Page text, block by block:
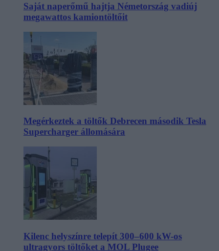
Saját naperőmű hajtja Németország vadiúj
megawattos kamiontöltőit
Megérkeztek a töltők Debrecen második Tesla
Supercharger állomására
Kilenc helyszínre telepít 300–600 kW-os
ultragyors töltőket a MOL Plugee